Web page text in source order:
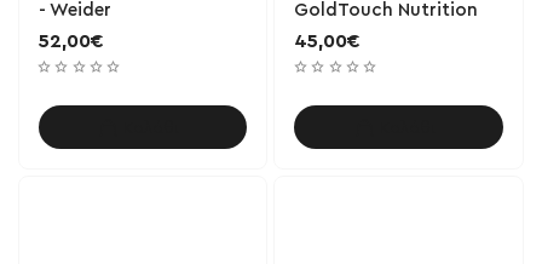
- Weider
52,00€
GoldTouch Nutrition
45,00€